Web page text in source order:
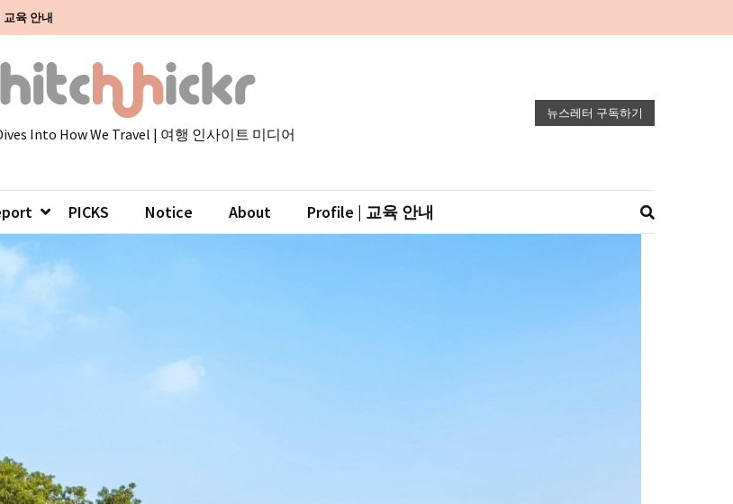
육 안내
Into How We Travel | 여행 인사이트 미디어
뉴스레터 구독하기
PICKS Notice About Profile | 교육 안내